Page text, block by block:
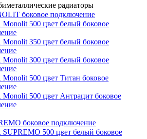
радиаторы
боковое подключение
500 цвет белый боковое
350 цвет белый боковое
300 цвет белый боковое
500 цвет Титан боковое
500 цвет Антрацит боковое
боковое подключение
500 цвет белый боковое